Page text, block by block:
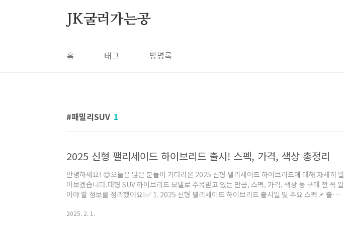
JK굴러가는공
홈 태그 방명록
패밀리SUV 1
2025 신형 팰리세이드 하이브리드 출시! 스펙, 가격, 색상 총정리
안녕하세요! 😊오늘은 많은 분들이 기다려온 2025 신형 팰리세이드 하이브리드에 대해 자세히 알
아보겠습니다.대형 SUV 하이브리드 모델로 주목받고 있는 만큼, 스펙, 가격, 색상 등 구매 전 꼭 알
아야 할 정보를 정리했어요!✅ 1. 2025 신형 팰리세이드 하이브리드 출시일 및 주요 스펙📌 출시
력📌 전장: 5,060mm (+65mm 증가)📌 휠베이스: 2,970mm (+70mm 증가)📌 공식 연비: 아
2025. 2. 1.